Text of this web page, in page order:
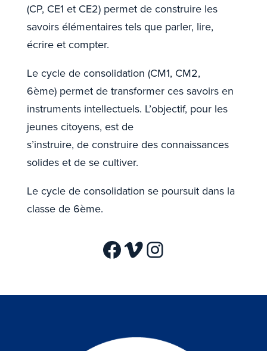
(CP, CE1 et CE2) permet de construire les
savoirs élémentaires tels que parler, lire,
écrire et compter.
Le cycle de consolidation (CM1, CM2,
6ème) permet de transformer ces savoirs en
instruments intellectuels. L’objectif, pour les
jeunes citoyens, est de
s’instruire, de construire des connaissances
solides et de se cultiver.
Le cycle de consolidation se poursuit dans la
classe de 6ème.
Facebook
VimeoInstagram